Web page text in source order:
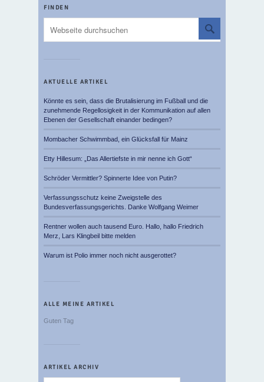
FINDEN
AKTUELLE ARTIKEL
Könnte es sein, dass die Brutalisierung im Fußball und die
zunehmende Regellosigkeit in der Kommunikation auf allen
Ebenen der Gesellschaft einander bedingen?
Mombacher Schwimmbad, ein Glücksfall für Mainz
Etty Hillesum: „Das Allertiefste in mir nenne ich Gott“
Schröder Vermittler? Spinnerte Idee von Putin?
Verfassungsschutz keine Zweigstelle des
Bundesverfassungsgerichts. Danke Wolfgang Weimer
Rentner wollen auch tausend Euro. Hallo, hallo Friedrich
Merz, Lars Klingbeil bitte melden
Warum ist Polio immer noch nicht ausgerottet?
ALLE MEINE ARTIKEL
Guten Tag
ARTIKEL ARCHIV